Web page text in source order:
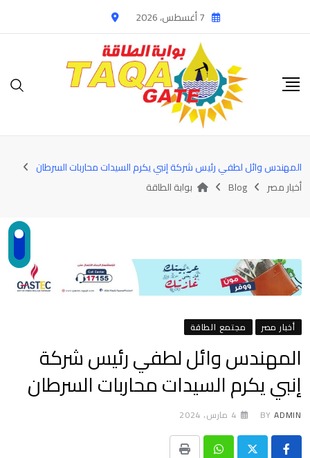
to
7 أغسطس، 2026
المهندس وائل لطفي رئيس شركة إنبي يكرم السيدات محاربات السرطان
أخبار مصر
Blog بوابة الطاقة
أخبار مصر مجتمع الطاقة
المهندس وائل لطفي رئيس شركة
إنبي يكرم السيدات محاربات السرطان
BY ADMIN 4 مارس، 2024